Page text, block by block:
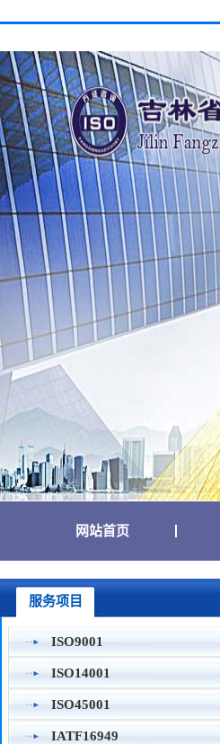
网站首页(current)
服务项目
ISO9001
ISO14001
ISO45001
IATF16949